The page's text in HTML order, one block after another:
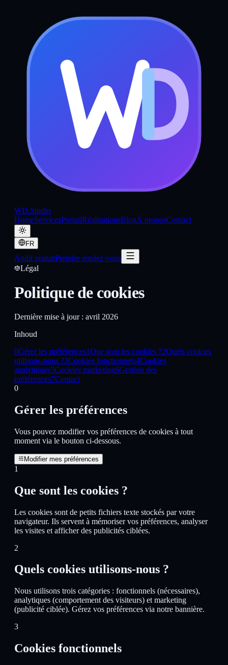
WD.Studio
HomeServicesPortailRéalisationsBlogÀ proposContact
FR
Audit gratuitPrendre rendez-vous
Légal
Politique de cookies
Dernière mise à jour : avril 2026
Inhoud
0Gérer les préférences1Que sont les cookies ?2Quels cookies
utilisons-nous ?3Cookies fonctionnels4Cookies
analytiques5Cookies marketing6Gestion des
préférences7Contact
0
Gérer les préférences
Vous pouvez modifier vos préférences de cookies à tout
moment via le bouton ci-dessous.
Modifier mes préférences
1
Que sont les cookies ?
Les cookies sont de petits fichiers texte stockés par votre
navigateur. Ils servent à mémoriser vos préférences, analyser
les visites et afficher des publicités ciblées.
2
Quels cookies utilisons-nous ?
Nous utilisons trois catégories : fonctionnels (nécessaires),
analytiques (comportement des visiteurs) et marketing
(publicité ciblée). Gérez vos préférences via notre bannière.
3
Cookies fonctionnels